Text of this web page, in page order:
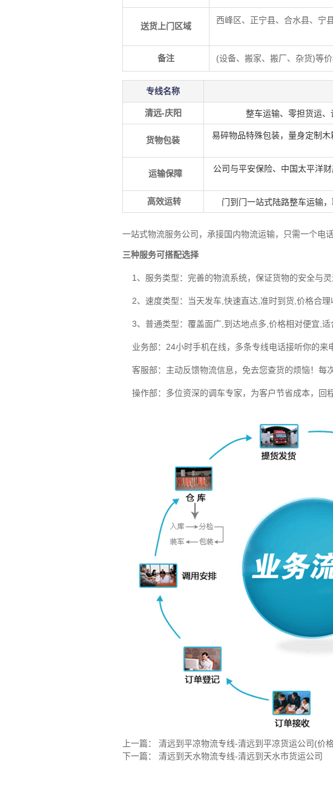
送货上门区域
西峰区、正宁县、合水县、宁
备注 (设备、搬家、搬厂、杂货)等
专线名称
清远-庆阳 整车运输、零担货运、
货物包装
易碎物品特殊包装，量身定制
运输保障
公司与平安保险、中国太平洋
高效运转 门到门一站式陆路整车运输
一站式物流服务公司，承接国内物流运输，只需一个电
三种服务可搭配选择
1、服务类型：完善的物流系统，保证货物的安全与灵
2、速度类型：当天发车,快速直达,准时到货,价格合理
3、普通类型：覆盖面广,到达地点多,价格相对便宜,适
业务部：24小时手机在线，多条专线电话接听你的来
客服部：主动反馈物流信息，免去您查货的烦恼！每
操作部：多位资深的调车专家，为客户节省成本，回
上一篇： 清远到平凉物流专线-清远到平凉货运公司(价
下一篇： 清远到天水物流专线-清远到天水市货运公司